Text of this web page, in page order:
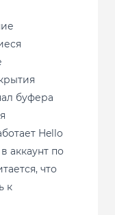
буфера
Hello
аккаунт по
что
к